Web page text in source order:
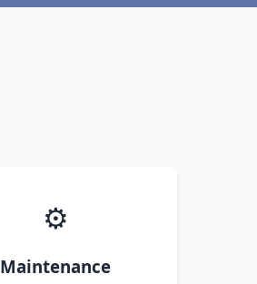
⚙️
Maintenance